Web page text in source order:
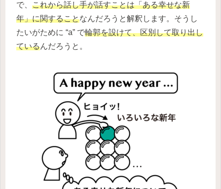
で、 これから話し手が話すことは「ある幸せな新
年」に関することなんだろうと解釈します。そうし
たいがために “a” で輪郭を設けて、区別して取り出し
ているんだろうと。